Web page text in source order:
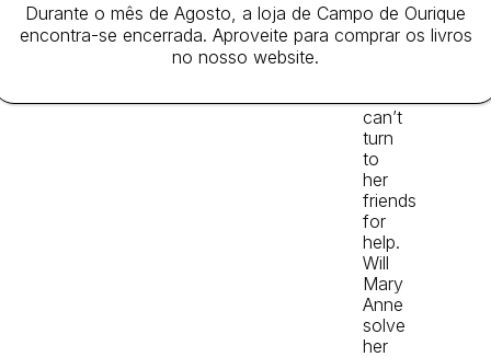
a
baby-
can’t
turn
to
her
friends
for
help.
Will
Mary
Anne
solve
her
Durante o mês de Agosto, a loja de Campo de Ourique
encontra-se encerrada. Aproveite para comprar os livros
no nosso website.